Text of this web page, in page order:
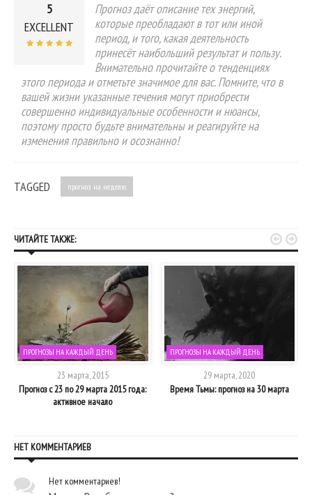
5
EXCELLENT
Прогноз даёт описание тех энергий,
которые преобладают в тот или иной
период, и того, какая деятельность
принесёт наибольший результат и пользу.
Внимательно прочитайте о тенденциях
этого периода и отметьте значимое для вас. Помните, что в
вашей жизни указанные течения могут приобрести
совершенно индивидуальные особенности и нюансы,
поэтому просто будьте внимательны и реагируйте на
изменения правильно и осознанно!
TAGGED прогноз на неделю
ЧИТАЙТЕ ТАКЖЕ:
ПРОГНОЗЫ НА КАЖДЫЙ ДЕНЬ
23 марта, 2015
Прогноз с 23 по 29 марта 2015 года:
активное начало
ПРОГНОЗЫ НА КАЖДЫЙ ДЕНЬ
29 марта, 2020
Время Тьмы: прогноз на 30 марта
 
НЕТ КОММЕНТАРИЕВ
Нет комментариев!